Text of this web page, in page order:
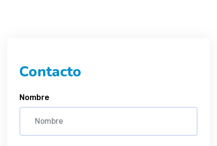
Contacto
Nombre